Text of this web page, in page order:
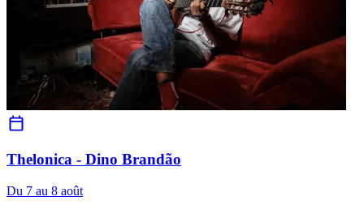
Thelonica - Dino Brandão
Du 7 au 8 août